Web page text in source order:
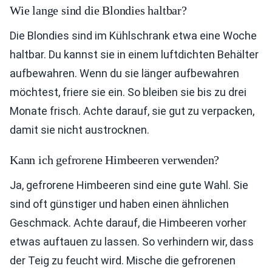
Wie lange sind die Blondies haltbar?
Die Blondies sind im Kühlschrank etwa eine Woche
haltbar. Du kannst sie in einem luftdichten Behälter
aufbewahren. Wenn du sie länger aufbewahren
möchtest, friere sie ein. So bleiben sie bis zu drei
Monate frisch. Achte darauf, sie gut zu verpacken,
damit sie nicht austrocknen.
Kann ich gefrorene Himbeeren verwenden?
Ja, gefrorene Himbeeren sind eine gute Wahl. Sie
sind oft günstiger und haben einen ähnlichen
Geschmack. Achte darauf, die Himbeeren vorher
etwas auftauen zu lassen. So verhindern wir, dass
der Teig zu feucht wird. Mische die gefrorenen